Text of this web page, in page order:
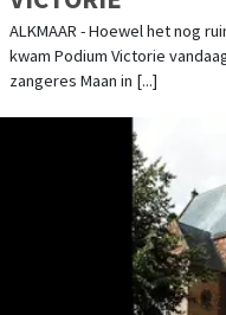
ALKMAAR - Hoewel het nog
kwam Podium Victorie
zangeres Maan in [...]